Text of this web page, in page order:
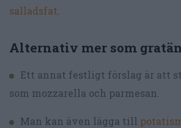
salladsfat.
Alternativ mer som
Ett annat festligt förslag är att
som mozzarella och parmesan.
Man kan även lägga till